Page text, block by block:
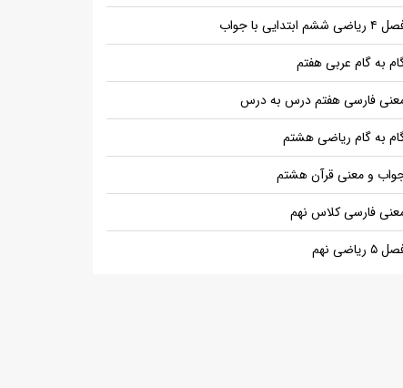
ششم ابتدایی با جواب
به گام عربی هفتم
فارسی هفتم درس به درس
به گام ریاضی هشتم
و معنی قرآن هشتم
فارسی کلاس نهم
۵ ریاضی نهم